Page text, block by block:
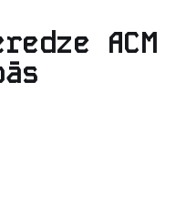
ACM